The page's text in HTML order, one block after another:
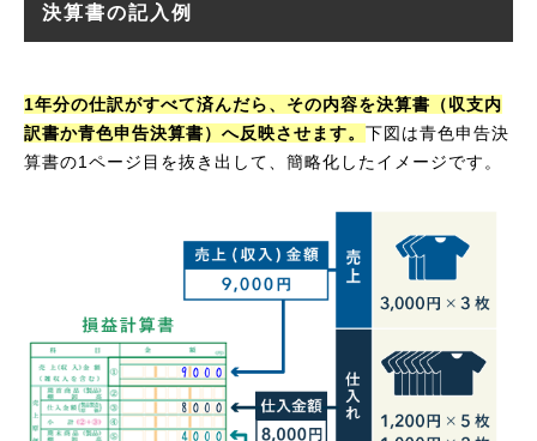
決算書の記入例
1年分の仕訳がすべて済んだら、その内容を決算書（収支内
訳書か青色申告決算書）へ反映させます。 下図は青色申告決
算書の1ページ目を抜き出して、簡略化したイメージです。